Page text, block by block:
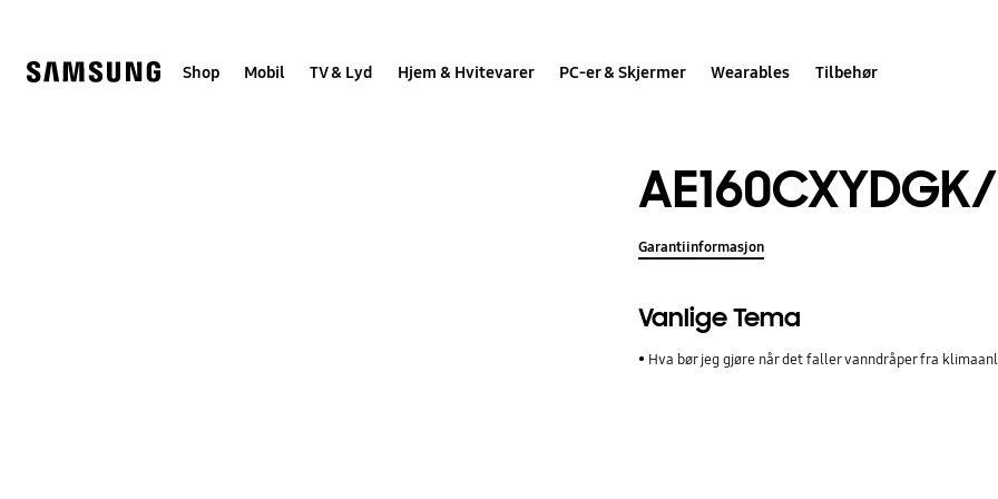
Shop Mobil TV & Lyd Hjem & Hvitevarer PC-er & Skjermer Wearables Tilbehør
Garantiinformasjon
Vanlige Tema
Hva bør jeg gjøre når det faller vanndråper fra